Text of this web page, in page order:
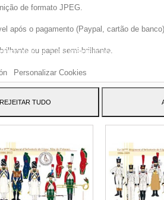
de formato JPEG.
após o pagamento (Paypal, cartão de
ou papel semi-brilhante.
às suas preferências, analisando
Personalizar Cookies
REJEITAR TUDO